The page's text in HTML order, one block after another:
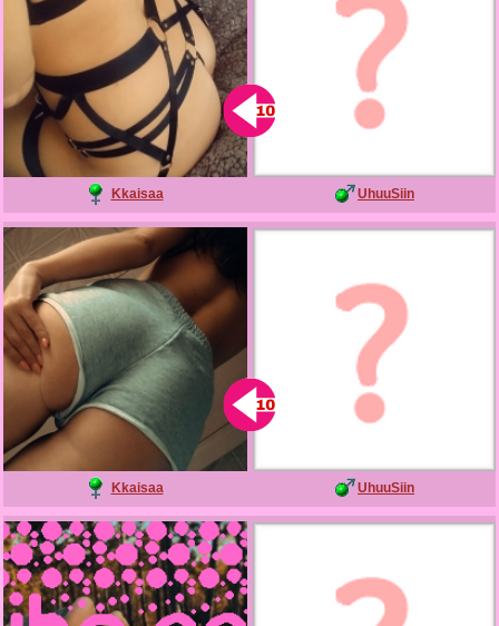
Kkaisaa UhuuSiin
Kkaisaa UhuuSiin